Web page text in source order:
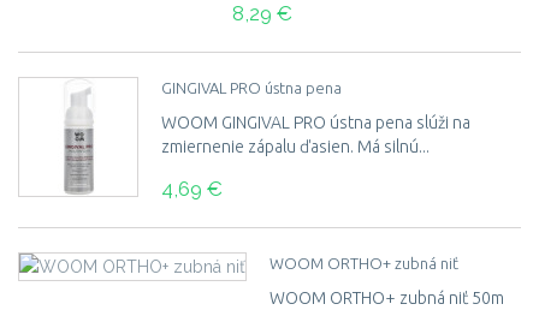
8,29 €
GINGIVAL PRO ústna pena
WOOM GINGIVAL PRO ústna pena slúži na
zmiernenie zápalu ďasien. Má silnú...
4,69 €
WOOM ORTHO+ zubná niť
WOOM ORTHO+ zubná niť 50m